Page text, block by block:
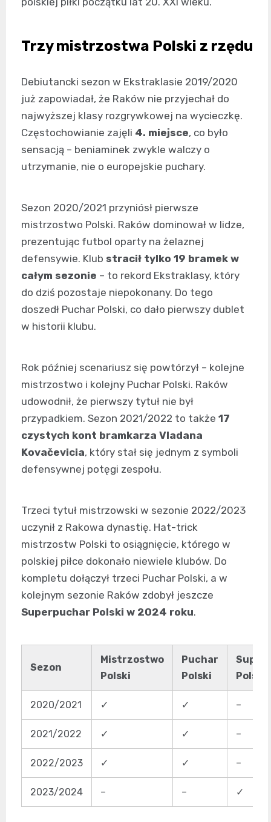
Trzy mistrzostwa Polski z rzędu
Debiutancki sezon w Ekstraklasie 2019/2020
już zapowiadał, że Raków nie przyjechał do
najwyższej klasy rozgrywkowej na wycieczkę.
Częstochowianie zajęli 4. miejsce, co było
sensacją – beniaminek zwykle walczy o
utrzymanie, nie o europejskie puchary.
Sezon 2020/2021 przyniósł pierwsze
mistrzostwo Polski. Raków dominował w lidze,
prezentując futbol oparty na żelaznej
defensywie. Klub stracił tylko 19 bramek w
całym sezonie – to rekord Ekstraklasy, który
do dziś pozostaje niepokonany. Do tego
doszedł Puchar Polski, co dało pierwszy dublet
w historii klubu.
Rok później scenariusz się powtórzył – kolejne
mistrzostwo i kolejny Puchar Polski. Raków
udowodnił, że pierwszy tytuł nie był
przypadkiem. Sezon 2021/2022 to także 17
czystych kont bramkarza Vladana
Kovačevicia, który stał się jednym z symboli
defensywnej potęgi zespołu.
Trzeci tytuł mistrzowski w sezonie 2022/2023
uczynił z Rakowa dynastię. Hat-trick
mistrzostw Polski to osiągnięcie, którego w
polskiej piłce dokonało niewiele klubów. Do
kompletu dołączył trzeci Puchar Polski, a w
kolejnym sezonie Raków zdobył jeszcze
Superpuchar Polski w 2024 roku.
Sezon
Mistrzostwo
Polski
Puchar
Polski
Polski
2020/2021 ✓ ✓ –
2021/2022 ✓ ✓ –
2022/2023 ✓ ✓ –
2023/2024 – – ✓